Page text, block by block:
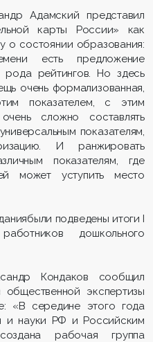
Адамский представил
карты России» как
о состоянии образования:
есть предложение
рода рейтингов. Но здесь
очень формализованная,
показателем, с этим
сложно составлять
показателям,
И ранжировать
показателям, где
может уступить место
подведены итоги I
дошкольного
Кондаков сообщил
экспертизы
«В середине этого года
и науки РФ и Российским
рабочая группа